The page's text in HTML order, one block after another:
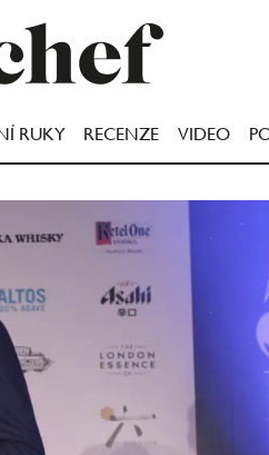
RUKY RECENZE VIDEO